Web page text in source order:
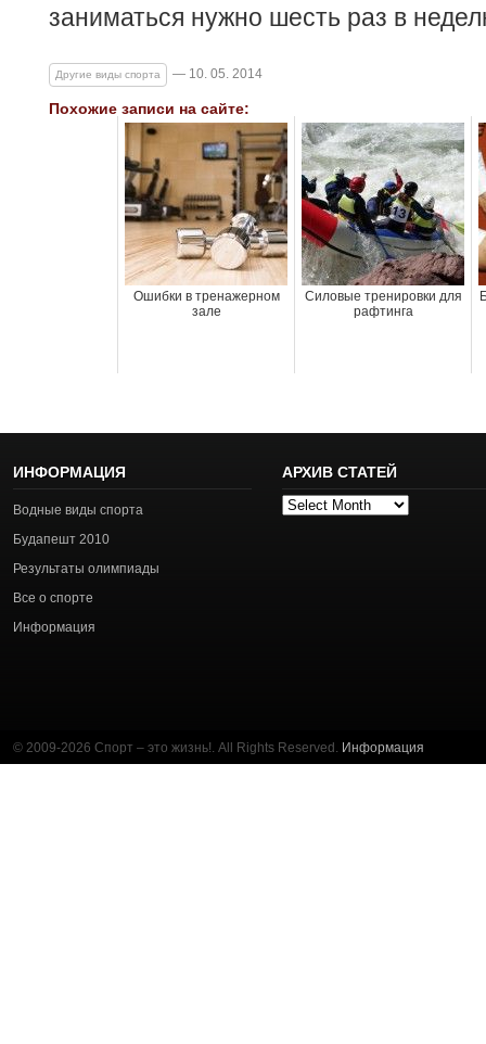
заниматься нужно шесть раз в
Другие виды спорта — 10. 05. 2014
Похожие записи на сайте:
Ошибки в тренажерном
зале
Силовые тренировки для
рафтинга
ИНФОРМАЦИЯ
Водные виды спорта
Будапешт 2010
Результаты олимпиады
Все о спорте
Информация
АРХИВ СТАТЕЙ
Архив
© 2009-2026 Спорт – это жизнь!. All Rights Reserved. Информация